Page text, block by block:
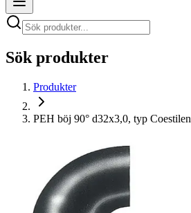
Sök produkter
Produkter
PEH böj 90° d32x3,0, typ Coestilen